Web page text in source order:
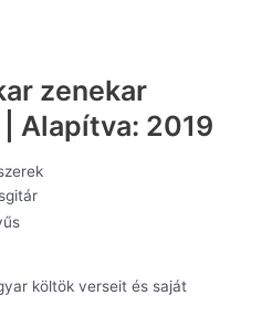
zenekar
Alapítva: 2019
költök verseit és saját